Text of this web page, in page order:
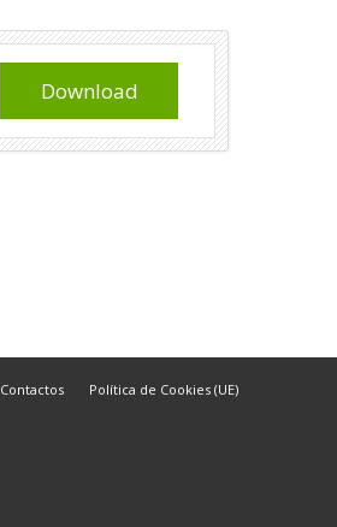
Download
Contactos Política de Cookies (UE)